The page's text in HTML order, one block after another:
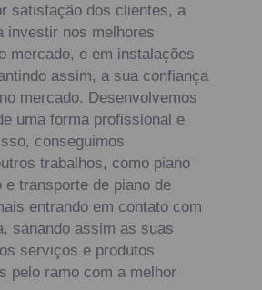
satisfação dos clientes, a
investir nos melhores
mercado, e em instalações
assim, a sua confiança
mercado. Desenvolvemos
uma forma profissional e
conseguimos
trabalhos, como piano
e transporte de piano de
entrando em contato com
sanando assim as suas
serviços e produtos
pelo ramo com a melhor